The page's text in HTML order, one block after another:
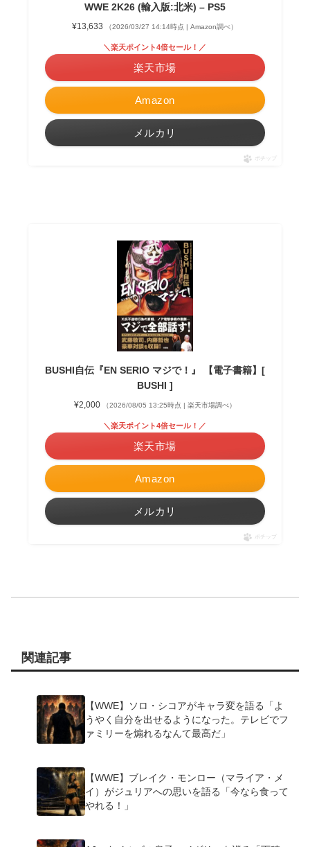
WWE 2K26 (輸入版:北米) – PS5
¥13,633 （2026/03/27 14:14時点 | Amazon調べ）
Amazon
＼楽天ポイント4倍セール！／
楽天市場
メルカリ
ポチップ
BUSHI自伝『EN SERIO マジで！』 【電子書籍】[
BUSHI ]
¥2,000 （2026/08/05 13:25時点 | 楽天市場調べ）
Amazon
＼楽天ポイント4倍セール！／
楽天市場
メルカリ
ポチップ
関連記事
【WWE】ソロ・シコアがキャラ変を語る「よ
うやく自分を出せるようになった。テレビでフ
ァミリーを煽れるなんて最高だ」
【WWE】ブレイク・モンロー（マライア・メ
イ）がジュリアへの思いを語る「今なら食って
やれる！」